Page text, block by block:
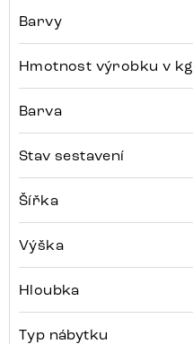
Barvy
Hmotnost výrobku v kg
Barva
Stav sestavení
Šířka
Výška
Hloubka
Typ nábytku